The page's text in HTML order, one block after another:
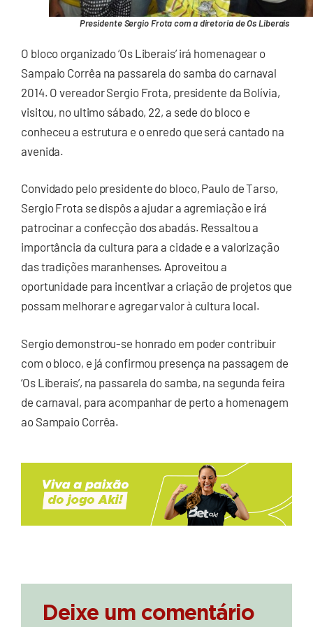
Presidente Sergio Frota com a diretoria de Os Liberais
O bloco organizado ‘Os Liberais’ irá homenagear o
Sampaio Corrêa na passarela do samba do carnaval
2014. O vereador Sergio Frota, presidente da Bolívia,
visitou, no ultimo sábado, 22, a sede do bloco e
conheceu a estrutura e o enredo que será cantado na
avenida.
Convidado pelo presidente do bloco, Paulo de Tarso,
Sergio Frota se dispôs a ajudar a agremiação e irá
patrocinar a confecção dos abadás. Ressaltou a
importância da cultura para a cidade e a valorização
das tradições maranhenses. Aproveitou a
oportunidade para incentivar a criação de projetos que
possam melhorar e agregar valor à cultura local.
Sergio demonstrou-se honrado em poder contribuir
com o bloco, e já confirmou presença na passagem de
‘Os Liberais’, na passarela do samba, na segunda feira
de carnaval, para acompanhar de perto a homenagem
ao Sampaio Corrêa.
Deixe um comentário